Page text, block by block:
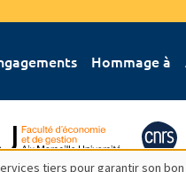
Hommage à
tiers pour garantir son